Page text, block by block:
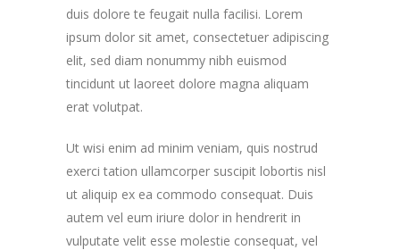
duis dolore te feugait nulla facilisi. Lorem
ipsum dolor sit amet, consectetuer adipiscing
elit, sed diam nonummy nibh euismod
tincidunt ut laoreet dolore magna aliquam
erat volutpat.
Ut wisi enim ad minim veniam, quis nostrud
exerci tation ullamcorper suscipit lobortis nisl
ut aliquip ex ea commodo consequat. Duis
autem vel eum iriure dolor in hendrerit in
vulputate velit esse molestie consequat, vel